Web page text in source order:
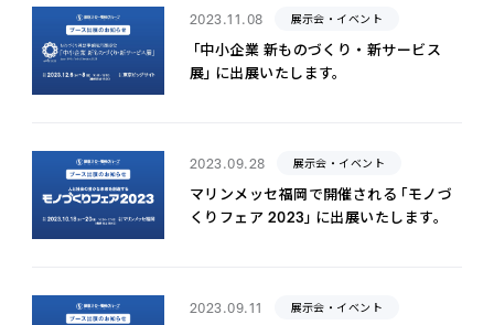
2023.11.08 展示会・イベント
「中小企業 新ものづくり・新サービス
展」に出展いたします。
2023.09.28 展示会・イベント
マリンメッセ福岡で開催される「モノづ
くりフェア 2023」に出展いたします。
2023.09.11 展示会・イベント